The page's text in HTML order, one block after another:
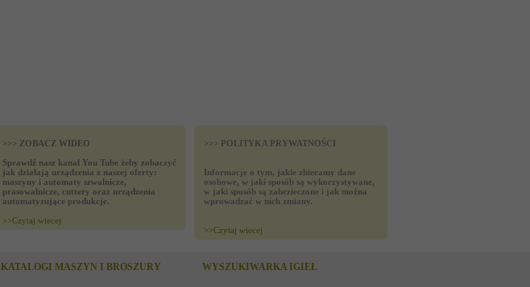
>>> ZOBACZ WIDEO
Sprawdź nasz kanał You Tube żeby zobaczyć
jak działają urządzenia z naszej oferty:
maszyny i automaty szwalnicze,
prasowalnicze, cuttery oraz urządzenia
automatyzujące produkcje.
>>Czytaj wiecej
>>> POLITYKA PRYWATNOŚCI
Informacje o tym, jakie zbieramy dane
osobowe, w jaki sposób są wykorzystywane,
w jaki sposób są zabezieczone i jak można
wprowadzać w nich zmiany.
>>Czytaj wiecej
KATALOGI MASZYN I BROSZURY WYSZUKIWARKA IGIEŁ